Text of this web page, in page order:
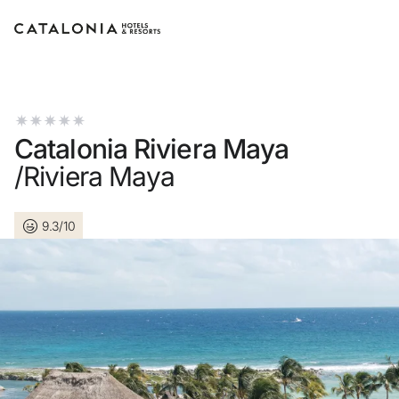
of
Sessie
Catalonia Riviera Maya
/Riviera Maya
9.3/10